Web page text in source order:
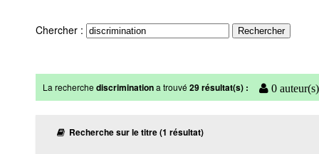
Chercher :
La recherchediscriminationa trouvé29 résultat(s) : 0 auteur(s)
Recherche sur le titre (1 résultat)